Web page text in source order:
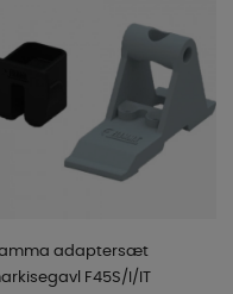
adaptersæt
F45S/I/IT